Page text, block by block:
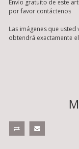
Envío gratuito de este
por favor contáctenos
Las imágenes que
obtendrá exactamente